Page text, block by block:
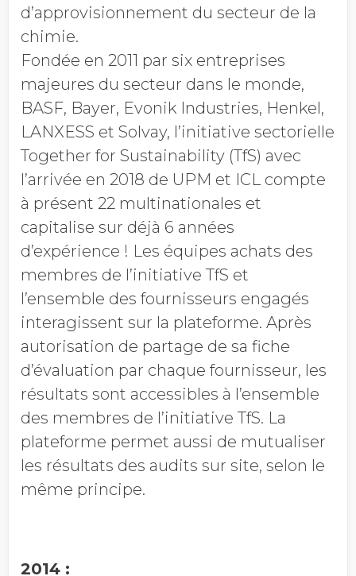
d’approvisionnement du secteur de la
chimie.
Fondée en 2011 par six entreprises
majeures du secteur dans le monde,
BASF, Bayer, Evonik Industries, Henkel,
LANXESS et Solvay, l’initiative sectorielle
Together for Sustainability (TfS) avec
l’arrivée en 2018 de UPM et ICL compte
à présent 22 multinationales et
capitalise sur déjà 6 années
d’expérience ! Les équipes achats des
membres de l’initiative TfS et
l’ensemble des fournisseurs engagés
interagissent sur la plateforme. Après
autorisation de partage de sa fiche
d’évaluation par chaque fournisseur, les
résultats sont accessibles à l’ensemble
des membres de l’initiative TfS. La
plateforme permet aussi de mutualiser
les résultats des audits sur site, selon le
même principe.
2014 :